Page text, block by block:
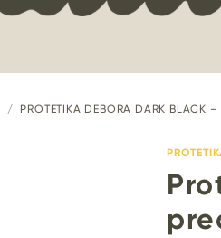
/ PROTETIKA DEBORA DARK BLACK